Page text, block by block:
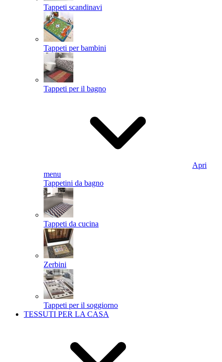
Tappeti scandinavi
Tappeti per bambini
Tappeti per il bagno
Apri
menu
Tappetini da bagno
Tappeti da cucina
Zerbini
Tappeti per il soggiorno
TESSUTI PER LA CASA